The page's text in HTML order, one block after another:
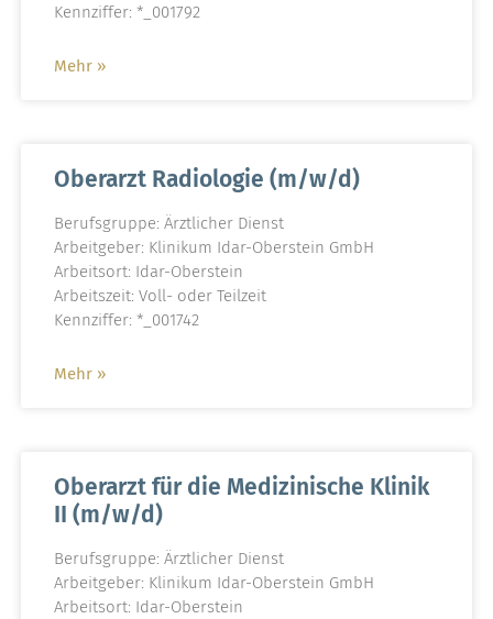
Kennziffer: *_001792
Mehr »
Oberarzt Radiologie (m/w/d)
Berufsgruppe: Ärztlicher Dienst
Arbeitgeber: Klinikum Idar-Oberstein GmbH
Arbeitsort: Idar-Oberstein
Arbeitszeit: Voll- oder Teilzeit
Kennziffer: *_001742
Mehr »
Oberarzt für die Medizinische Klinik
II (m/w/d)
Berufsgruppe: Ärztlicher Dienst
Arbeitgeber: Klinikum Idar-Oberstein GmbH
Arbeitsort: Idar-Oberstein